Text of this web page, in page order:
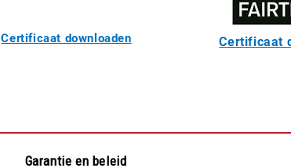
Certificaat downloaden Certificaat
Garantie en beleid